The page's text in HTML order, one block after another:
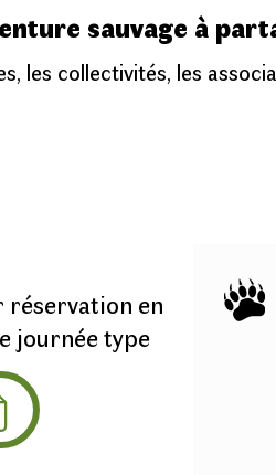
sauvage à
les collectivités, les
réservation en
journée type